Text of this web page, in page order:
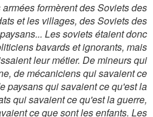
formèrent des Soviets des
et les villages, des Soviets des
Les soviets étaient donc
bavards et ignorants, mais
leur métier. De mineurs qui
de mécaniciens qui savaient ce
paysans qui savaient ce qu'est la
qui savaient ce qu'est la guerre,
ce que sont les enfants. Les